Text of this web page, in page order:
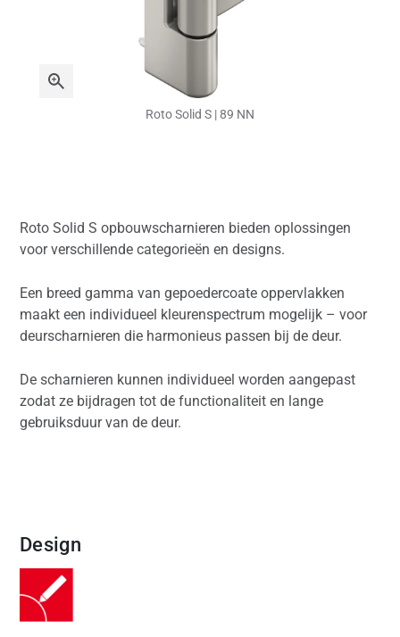
Roto Solid S | 89 NN
Roto Solid S opbouwscharnieren bieden oplossingen
voor verschillende categorieën en designs.
Een breed gamma van gepoedercoate oppervlakken
maakt een individueel kleurenspectrum mogelijk – voor
deurscharnieren die harmonieus passen bij de deur.
De scharnieren kunnen individueel worden aangepast
zodat ze bijdragen tot de functionaliteit en lange
gebruiksduur van de deur.
Design